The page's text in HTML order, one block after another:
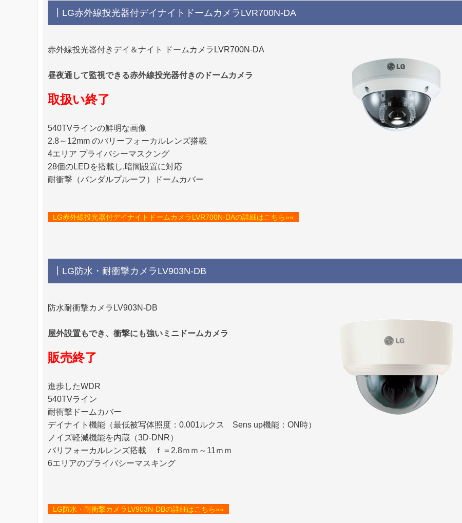
┃LG赤外線投光器付デイナイトドームカメラLVR700N-DA
赤外線投光器付きデイ＆ナイト ドームカメラLVR700N-DA
昼夜通して監視できる赤外線投光器付きのドームカメラ
取扱い終了
540TVラインの鮮明な画像
2.8～12mm のバリーフォーカルレンズ搭載
4エリア プライバシーマスクング
28個のLEDを搭載し,暗闇設置に対応
耐衝撃（バンダルプルーフ）ドームカバー
LG赤外線投光器付デイナイトドームカメラLVR700N-DAの詳細はこちら»»
┃LG防水・耐衝撃カメラLV903N-DB
防水耐衝撃カメラLV903N-DB
屋外設置もでき、衝撃にも強いミニドームカメラ
販売終了
進歩したWDR
540TVライン
耐衝撃ドームカバー
デイナイト機能（最低被写体照度：0.001ルクス Sens up機能：ON時）
ノイズ軽減機能を内蔵（3D-DNR）
バリフォーカルレンズ搭載 ｆ＝2.8ｍｍ～11ｍｍ
6エリアのプライバシーマスキング
LG防水・耐衝撃カメラLV903N-DBの詳細はこちら»»